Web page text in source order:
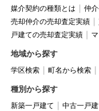
媒介契約の種類とは
仲
売却仲介の売却査定実績
戸建ての売却査定実績
地域から探す
学区検索 町名から検索
種別から探す
新築一戸建て 中古一戸